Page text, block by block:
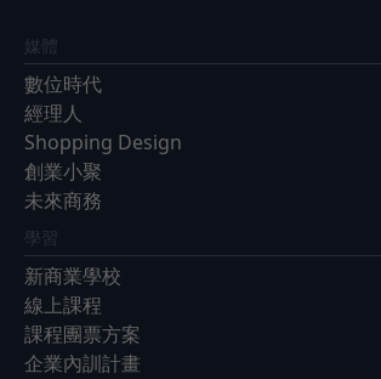
媒體
數位時代
經理人
Shopping Design
創業小聚
未來商務
學習
新商業學校
線上課程
課程團票方案
企業內訓計畫